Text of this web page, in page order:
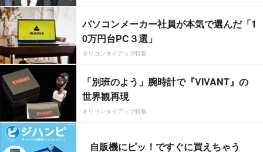
パソコンメーカー社員が本気で選んだ「1
0万円台PC３選」
オリコンタイアップ特集
「別班のよう」腕時計で『VIVANT』の
世界観再現
オリコンタイアップ特集
自販機にピッ！ですぐに買えちゃう